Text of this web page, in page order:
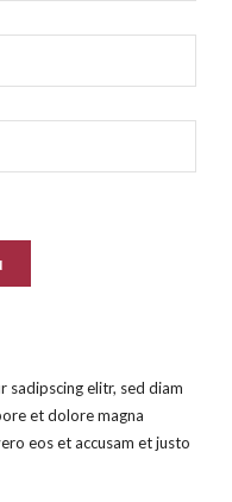
sadipscing elitr, sed diam
et dolore magna
eos et accusam et justo